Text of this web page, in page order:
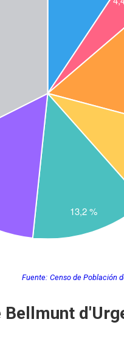
Fuente: Censo de Población
Bellmunt